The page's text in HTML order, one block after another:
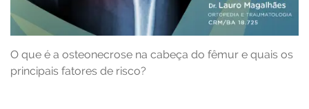
O que é a osteonecrose na cabeça do fêmur e quais os
principais fatores de risco?